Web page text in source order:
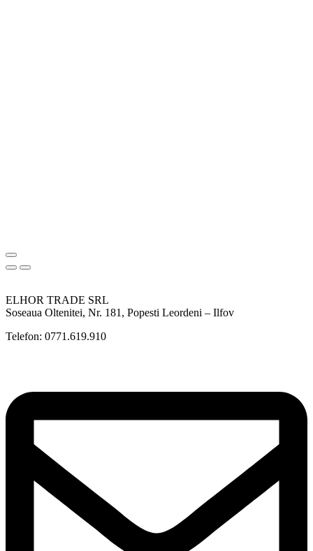
ELHOR TRADE SRL
Soseaua Oltenitei, Nr. 181, Popesti Leordeni – Ilfov
Telefon: 0771.619.910